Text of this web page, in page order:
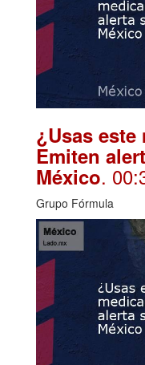
¿Usas
Emiten
México.
Grupo Fórmula